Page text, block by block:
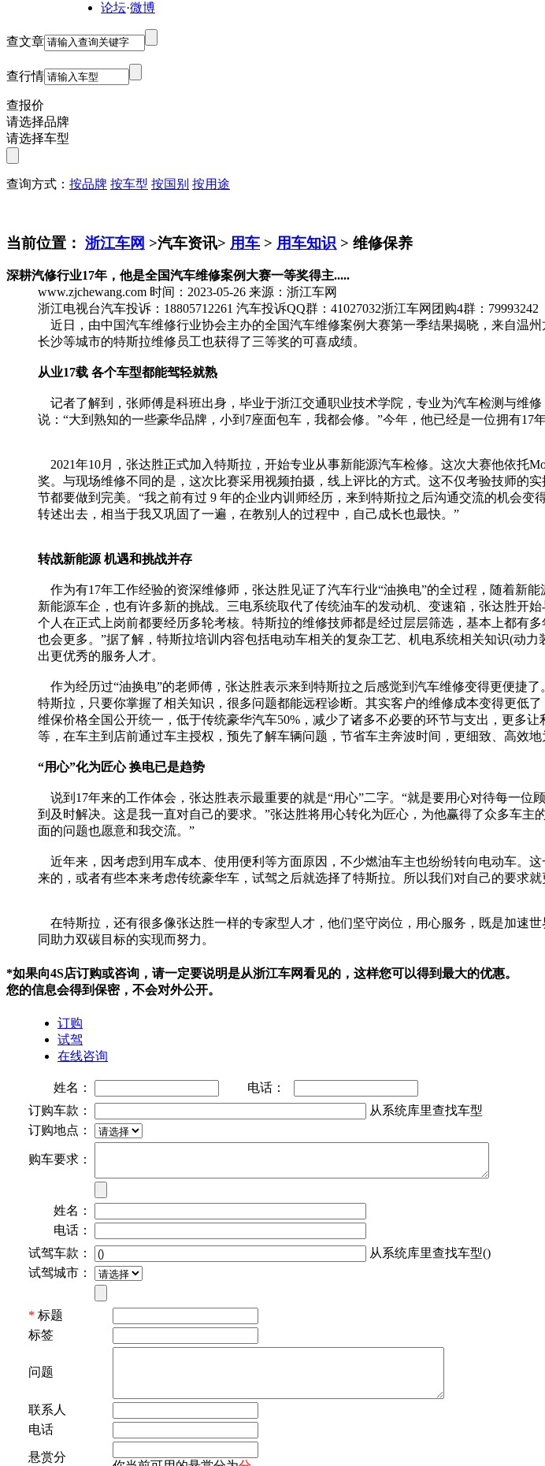
论坛·微博
查文章
查行情
查报价
请选择品牌
请选择车型
查询方式： 按品牌 按车型 按国别 按用途
当前位置： 浙江车网 >汽车资讯> 用车 > 用车知识 > 维修保养
深耕汽修行业17年，他是全国汽车维修案例大赛一等奖得主.....
www.zjchewang.com 时间：2023-05-26 来源：浙江车网
浙江电视台汽车投诉：18805712261 汽车投诉QQ群：41027032浙江车网团购4群：79993242
近日，由中国汽车维修行业协会主办的全国汽车维修案例大赛第一季结果揭晓，来自温
长沙等城市的特斯拉维修员工也获得了三等奖的可喜成绩。
从业17载 各个车型都能驾轻就熟
记者了解到，张师傅是科班出身，毕业于浙江交通职业技术学院，专业为汽车检测与维
说：“大到熟知的一些豪华品牌，小到7座面包车，我都会修。”今年，他已经是一位拥有17
2021年10月，张达胜正式加入特斯拉，开始专业从事新能源汽车检修。这次大赛他依托
奖。与现场维修不同的是，这次比赛采用视频拍摄，线上评比的方式。这不仅考验技师的
节都要做到完美。“我之前有过 9 年的企业内训师经历，来到特斯拉之后沟通交流的机会
转述出去，相当于我又巩固了一遍，在教别人的过程中，自己成长也最快。”
转战新能源 机遇和挑战并存
作为有17年工作经验的资深维修师，张达胜见证了汽车行业“油换电”的全过程，随着新
新能源车企，也有许多新的挑战。三电系统取代了传统油车的发动机、变速箱，张达胜开
个人在正式上岗前都要经历多轮考核。特斯拉的维修技师都是经过层层筛选，基本上都有
也会更多。”据了解，特斯拉培训内容包括电动车相关的复杂工艺、机电系统相关知识(动
出更优秀的服务人才。
作为经历过“油换电”的老师傅，张达胜表示来到特斯拉之后感觉到汽车维修变得更便捷
特斯拉，只要你掌握了相关知识，很多问题都能远程诊断。其实客户的维修成本变得更低
维保价格全国公开统一，低于传统豪华汽车50%，减少了诸多不必要的环节与支出，更多
等，在车主到店前通过车主授权，预先了解车辆问题，节省车主奔波时间，更细致、高效地
“用心”化为匠心 换电已是趋势
说到17年来的工作体会，张达胜表示最重要的就是“用心”二字。“就是要用心对待每一
到及时解决。这是我一直对自己的要求。”张达胜将用心转化为匠心，为他赢得了众多车
面的问题也愿意和我交流。”
近年来，因考虑到用车成本、使用便利等方面原因，不少燃油车主也纷纷转向电动车。
来的，或者有些本来考虑传统豪华车，试驾之后就选择了特斯拉。所以我们对自己的要求
在特斯拉，还有很多像张达胜一样的专家型人才，他们坚守岗位，用心服务，既是加速
同助力双碳目标的实现而努力。
*如果向4S店订购或咨询，请一定要说明是从浙江车网看见的，这样您可以得到最大的优惠。
您的信息会得到保密，不会对外公开。
订购
试驾
在线咨询
姓名：
电话：
订购车款：
从系统库里查找车型
订购地点：
购车要求：
姓名：
电话：
试驾车款：
从系统库里查找车型()
试驾城市：
* 标题
标签
问题
联系人
电话
悬赏分